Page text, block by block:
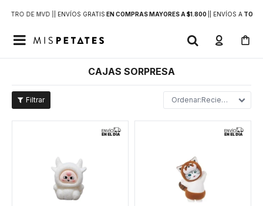
DE MVD | | ENVÍOS GRATIS EN COMPRAS MAYORES A $1.800 | ENVÍOS ATODO

CAJAS SORPRESA
Recientes